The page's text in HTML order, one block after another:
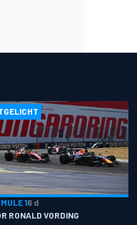
16 d
RONALD VORDING